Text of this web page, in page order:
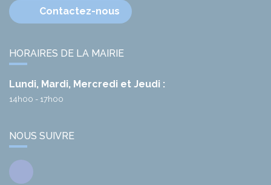
Contactez-nous
HORAIRES DE LA MAIRIE
Lundi, Mardi, Mercredi et Jeudi :
14h00 - 17h00
NOUS SUIVRE
Facebook